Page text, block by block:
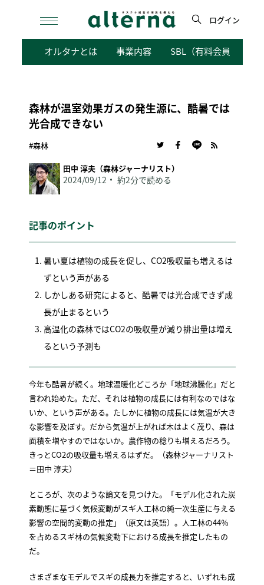
検
ログイン
オルタナとは 事業内容 SBL（有料会員向けサ
森林が温室効果ガスの発生源に、酷暑では
光合成できない
#森林
田中 淳夫（森林ジャーナリスト）
2024/09/12 約2分で読める
記事のポイント
暑い夏は植物の成長を促し、CO2吸収量も増えるは
ずという声がある
しかしある研究によると、酷暑では光合成できず成
長が止まるという
高温化の森林ではCO2の吸収量が減り排出量は増え
るという予測も
今年も酷暑が続く。地球温暖化どころか「地球沸騰化」だと
言われ始めた。ただ、それは植物の成長には有利なのではな
いか、という声がある。たしかに植物の成長には気温が大き
な影響を及ぼす。だから気温が上がれば木はよく茂り、森は
面積を増やすのではないか。農作物の稔りも増えるだろう。
きっとCO2の吸収量も増えるはずだ。（森林ジャーナリスト
＝田中 淳夫）
ところが、次のような論文を見つけた。「モデル化された炭
素動態に基づく気候変動がスギ人工林の純一次生産に与える
影響の空間的変動の推定」（原文は英語）。人工林の44％
を占めるスギ林の気候変動下における成長を推定したもの
だ。
さまざまなモデルでスギの成長力を推定すると、いずれも成